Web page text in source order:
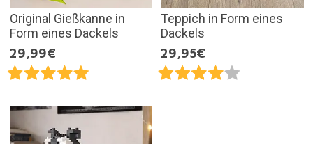
Original Gießkanne in
Form eines Dackels
29,99€
Teppich in Form eines
Dackels
29,95€